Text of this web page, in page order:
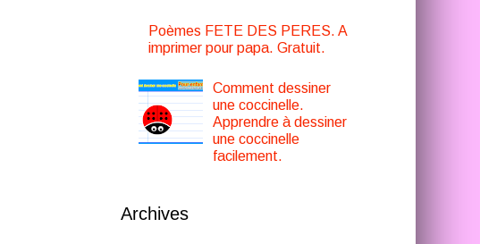
Poèmes FETE DES PERES. A
imprimer pour papa. Gratuit.
Comment dessiner
une coccinelle.
Apprendre à dessiner
une coccinelle
facilement.
Archives